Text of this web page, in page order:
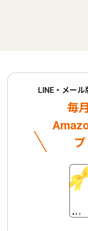
LINE・メー
毎